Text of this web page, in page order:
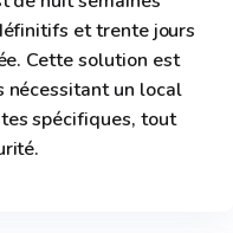
et trente jours
Cette solution est
nécessitant un local
spécifiques, tout